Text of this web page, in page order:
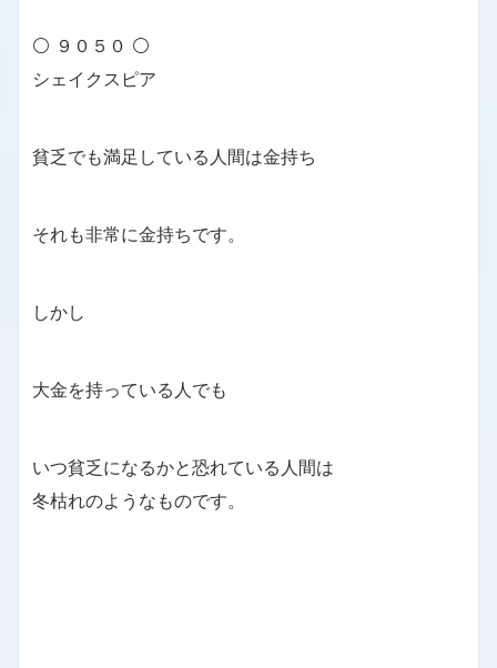
⚪ ９０５０ ⚪
シェイクスピア
貧乏でも満足している人間は金持ち
それも非常に金持ちです。
しかし
大金を持っている人でも
いつ貧乏になるかと恐れている人間は
冬枯れのようなものです。